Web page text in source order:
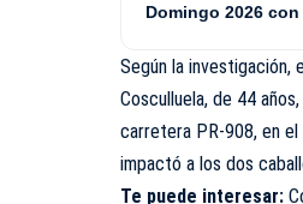
Domingo 2026
Según la investigación,
Cosculluela, de 44
carretera PR-908, en el
impactó a los dos
Te puede interesar: